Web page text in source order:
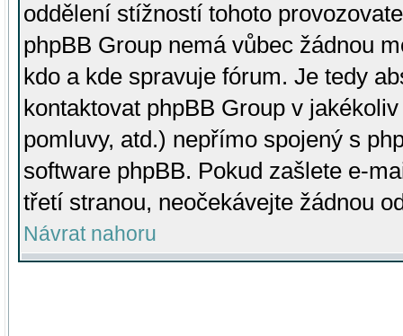
oddělení stížností tohoto
phpBB Group nemá vůbec žádnou
kdo a kde spravuje fórum. Je tedy
kontaktovat phpBB Group v
pomluvy, atd.) nepřímo spojený s
software phpBB. Pokud zašlete e-
třetí stranou, neočekávejte žádnou
Návrat nahoru